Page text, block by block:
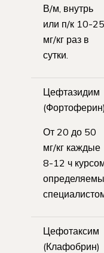
В/м, внутрь
или п/к 10-25
мг/кг раз в
сутки.
Цефтазидим
(Фортоферин)
От 20 до 50
мг/кг каждые
8-12 ч
Цефотаксим
(Клафобрин)